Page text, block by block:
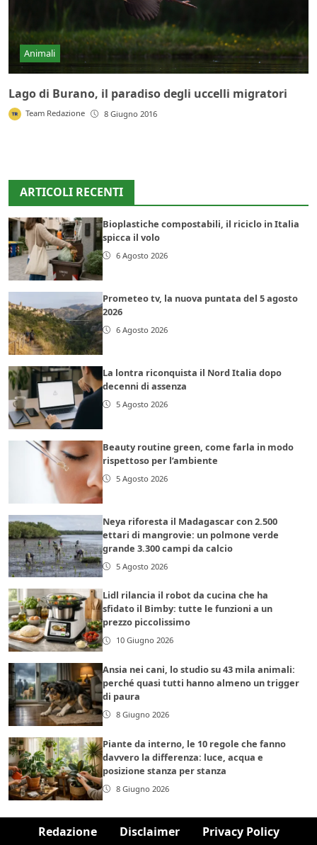
Animali
Lago di Burano, il paradiso degli uccelli migratori
Team Redazione 8 Giugno 2016
ARTICOLI RECENTI
Bioplastiche compostabili, il riciclo in Italia
spicca il volo
6 Agosto 2026
Prometeo tv, la nuova puntata del 5 agosto
2026
6 Agosto 2026
La lontra riconquista il Nord Italia dopo
decenni di assenza
5 Agosto 2026
Beauty routine green, come farla in modo
rispettoso per l’ambiente
5 Agosto 2026
Neya riforesta il Madagascar con 2.500
ettari di mangrovie: un polmone verde
grande 3.300 campi da calcio
5 Agosto 2026
Lidl rilancia il robot da cucina che ha
sfidato il Bimby: tutte le funzioni a un
prezzo piccolissimo
10 Giugno 2026
Ansia nei cani, lo studio su 43 mila animali:
perché quasi tutti hanno almeno un trigger
di paura
8 Giugno 2026
Piante da interno, le 10 regole che fanno
davvero la differenza: luce, acqua e
posizione stanza per stanza
8 Giugno 2026
Redazione Disclaimer Privacy Policy